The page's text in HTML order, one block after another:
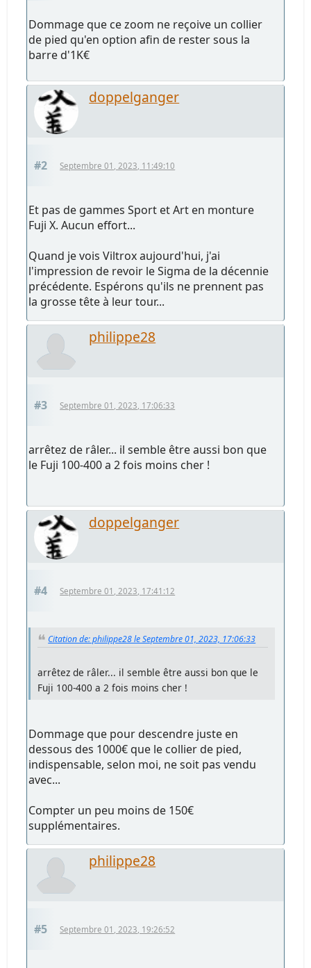
Dommage que ce zoom ne reçoive un collier
de pied qu'en option afin de rester sous la
barre d'1K€
doppelganger
#2 Septembre 01, 2023, 11:49:10
Et pas de gammes Sport et Art en monture
Fuji X. Aucun effort...
Quand je vois Viltrox aujourd'hui, j'ai
l'impression de revoir le Sigma de la décennie
précédente. Espérons qu'ils ne prennent pas
la grosse tête à leur tour...
philippe28
#3 Septembre 01, 2023, 17:06:33
arrêtez de râler... il semble être aussi bon que
le Fuji 100-400 a 2 fois moins cher !
doppelganger
#4 Septembre 01, 2023, 17:41:12
Citation de: philippe28 le Septembre 01, 2023, 17:06:33
arrêtez de râler... il semble être aussi bon que le
Fuji 100-400 a 2 fois moins cher !
Dommage que pour descendre juste en
dessous des 1000€ que le collier de pied,
indispensable, selon moi, ne soit pas vendu
avec...
Compter un peu moins de 150€
supplémentaires.
philippe28
#5 Septembre 01, 2023, 19:26:52